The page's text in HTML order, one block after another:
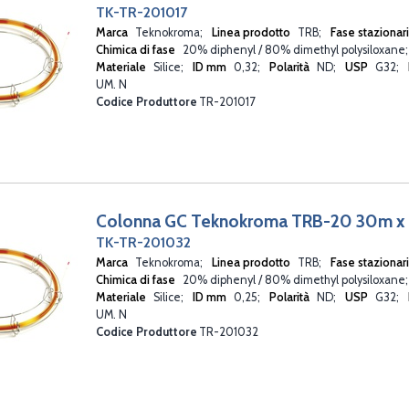
TK-TR-201017
Marca Teknokroma Linea prodotto TRB
Fase
Chimica di fase
20% diphenyl / 80% dimethyl polysiloxane
Materiale Silice ID mm 0,32 Polarità ND USP G32
UM. N
Codice Produttore TR-201017
Colonna GC Teknokroma TRB-20 30m
TK-TR-201032
Marca Teknokroma Linea prodotto TRB
Fase
Chimica di fase
20% diphenyl / 80% dimethyl polysiloxane
Materiale Silice ID mm 0,25 Polarità ND USP G32
UM. N
Codice Produttore TR-201032